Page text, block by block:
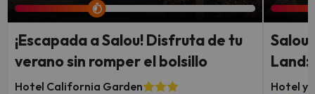
¡Escapada a Salou! Disfruta de tu
verano sin romper el bolsillo
Hotel California Garden
Land:
Hotel y